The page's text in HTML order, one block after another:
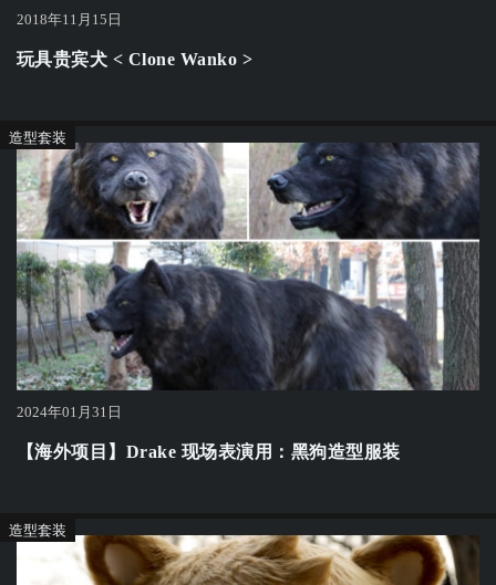
2018年11月15日
玩具贵宾犬 < Clone Wanko >
2024年01月31日
造型套装
【海外项目】Drake 现场表演用：黑狗造型服装
造型套装